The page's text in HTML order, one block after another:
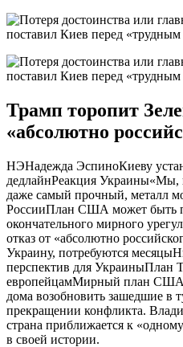
Трамп торопит
«абсолютно
НЭНадежда ЭспиноКиеву
дедлайнРеакция Украины«Мы,
даже самый прочный, металл
РоссииПлан США может быть
окончательного мирного
отказ от «абсолютно
Украину, потребуются
перспектив для УкраиныПлан
европейцамМирный план США
дома возобновить зашедшие в
прекращении конфликта.
страна приближается к
в своей истории.